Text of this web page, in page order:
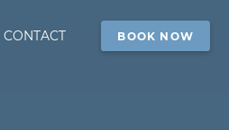
CONTACT BOOK NOW